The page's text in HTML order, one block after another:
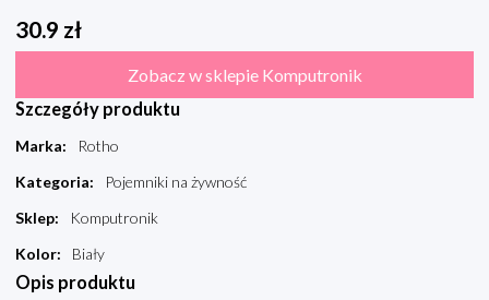
30.9 zł
Zobacz w sklepie Komputronik
Szczegóły produktu
Marka:
Rotho
Kategoria:
Pojemniki na żywność
Sklep:
Komputronik
Kolor: Biały
Opis produktu